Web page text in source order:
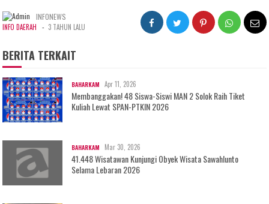
INFONEWS
INFO DAERAH - 3 TAHUN LALU
BERITA TERKAIT
BAHARKAM Apr 11, 2026
Membanggakan! 48 Siswa-Siswi MAN 2 Solok Raih Tiket
Kuliah Lewat SPAN-PTKIN 2026
BAHARKAM Mar 30, 2026
41.448 Wisatawan Kunjungi Obyek Wisata Sawahlunto
Selama Lebaran 2026